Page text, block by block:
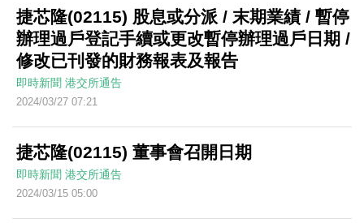
捷芯隆(02115) 股息或分派 / 末期業績 / 暫停
辦理過戶登記手續或更改暫停辦理過戶日期 /
修改已刊發的財務報表及報告
即時新聞 港交所通告
2024/03/27 07:21
捷芯隆(02115) 董事會召開日期
即時新聞 港交所通告
2024/03/15 05:00